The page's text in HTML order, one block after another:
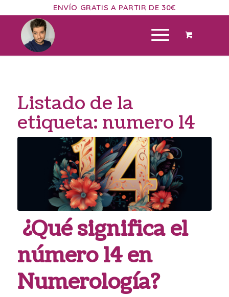
ENVÍO GRATIS A PARTIR DE 30€
Listado de la
etiqueta: numero 14
¿Qué significa el
número 14 en
Numerología?